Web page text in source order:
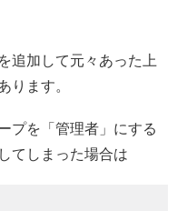
追加して元々あった上
ります。
プを「管理者」にする
てしまった場合は